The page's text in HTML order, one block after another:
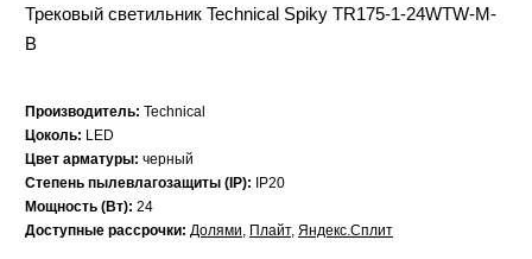
Трековый светильник Technical Spiky TR175-1-24WTW-M-
B
Производитель: Technical
Цоколь: LED
Цвет арматуры: черный
Степень пылевлагозащиты (IP):
IP20
Мощность (Вт): 24
Доступные рассрочки: Долями, Плайт, Яндекс.Сплит